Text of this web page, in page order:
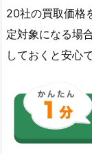
20社の買取価格
定対象になる場
しておくと安心で